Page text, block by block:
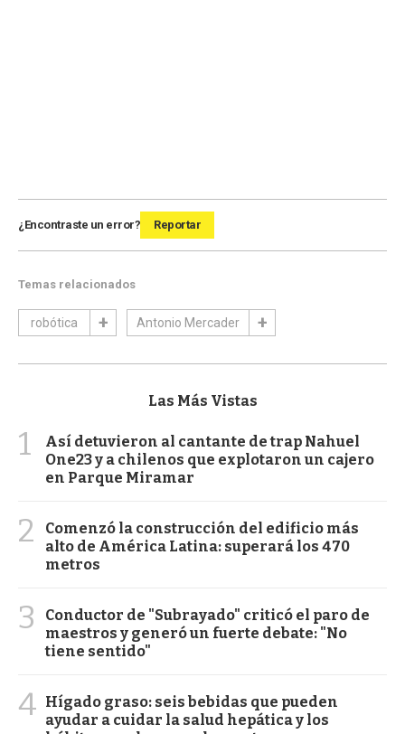
¿Encontraste un error? Reportar
Temas relacionados
robótica Antonio Mercader
Las Más Vistas
1
Así detuvieron al cantante de trap Nahuel
One23 y a chilenos que explotaron un cajero
en Parque Miramar
2
Comenzó la construcción del edificio más
alto de América Latina: superará los 470
metros
3
Conductor de "Subrayado" criticó el paro de
maestros y generó un fuerte debate: "No
tiene sentido"
4 Hígado graso: seis bebidas que pueden
ayudar a cuidar la salud hepática y los